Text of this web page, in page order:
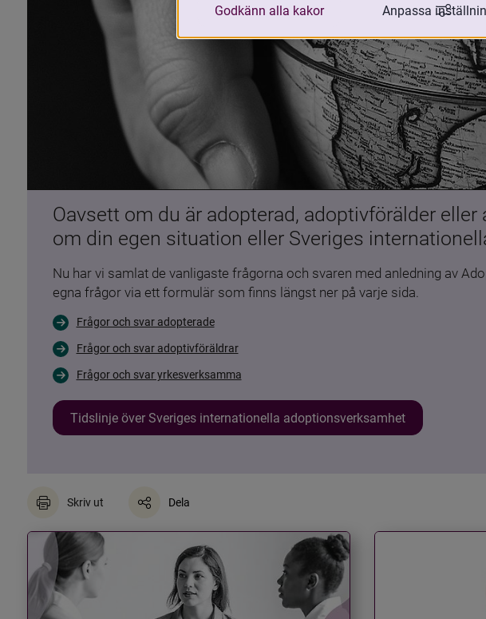
Oavsett om du är adopterad, adoptivförälder
om din egen situation eller Sveriges
Nu har vi samlat de vanligaste frågorna och svaren med anledning av
egna frågor via ett formulär som finns längst ner på varje sida.
Frågor och svar adopterade
Frågor och svar adoptivföräldrar
Frågor och svar yrkesverksamma
Tidslinje över Sveriges internationella adoptionsverksamhet
Skriv ut Dela
Godkänn alla kakor Anpassa